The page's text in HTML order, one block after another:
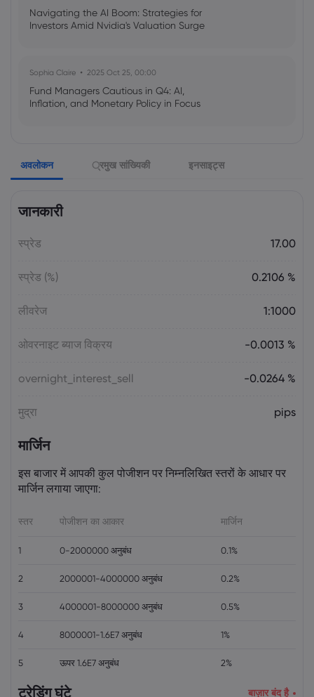
Navigating the AI Boom: Strategies for
Investors Amid Nvidia's Valuation Surge
Sophia Claire 2025 Oct 25, 00:00
Fund Managers Cautious in Q4: AI,
Inflation, and Monetary Policy in Focus
US Government Shutdown Threatens
October Inflation Data Release
US-EU Relations: Russia Sanctions Unite
Emma Rose
Overheating, U.S. Trade Policy Risk
अवलोकन ्रमुख सांख्यिकी इनसाइट्स
जानकारी
स्प्रेड 17.00
स्प्रेड (%) 0.2106 %
लीवरेज 1:1000
ओवरनाइट ब्याज विक्रय -0.0013 %
overnight_interest_sell -0.0264 %
मुद्रा pips
मार्जिन
इस बाजार में आपकी कुल पोजीशन पर निम्नलिखित स्तरों के आधार पर
मार्जिन लगाया जाएगा:
स्तर पोजीशन का आकार मार्जिन
1 0-2000000 अनुबंध 0.1%
2 2000001-4000000 अनुबंध 0.2%
3 4000001-8000000 अनुबंध 0.5%
4 8000001-1.6E7 अनुबंध 1%
5 ऊपर 1.6E7 अनुबंध 2%
ट्रेडिंग घंटे बाज़ार बंद है